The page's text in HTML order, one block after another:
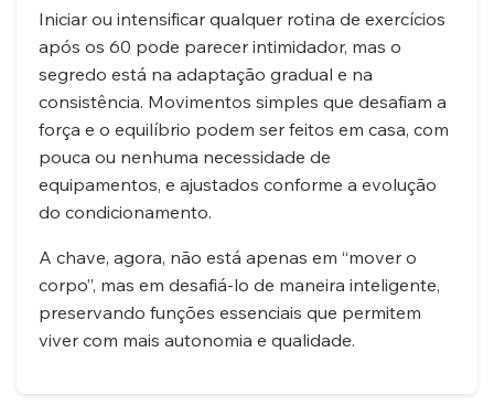
Iniciar ou intensificar qualquer rotina de exercícios
após os 60 pode parecer intimidador, mas o
segredo está na adaptação gradual e na
consistência. Movimentos simples que desafiam a
força e o equilíbrio podem ser feitos em casa, com
pouca ou nenhuma necessidade de
equipamentos, e ajustados conforme a evolução
do condicionamento.
A chave, agora, não está apenas em “mover o
corpo”, mas em desafiá-lo de maneira inteligente,
preservando funções essenciais que permitem
viver com mais autonomia e qualidade.